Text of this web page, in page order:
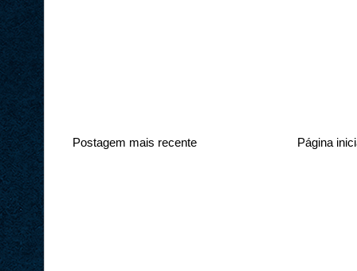
Postagem mais recente Página